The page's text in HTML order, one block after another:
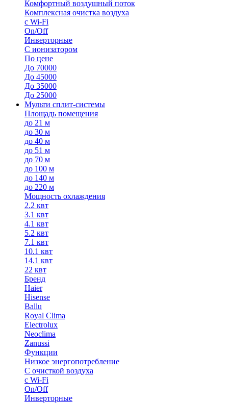
Комфортный воздушный поток
Комплексная очистка воздуха
с Wi-Fi
On/Off
Инверторные
С ионизатором
По цене
До 70000
До 45000
До 35000
До 25000
Мульти сплит-системы
Площадь помещения
до 21 м
до 30 м
до 40 м
до 51 м
до 70 м
до 100 м
до 140 м
до 220 м
Мощность охлаждения
2.2 квт
3.1 квт
4.1 квт
5.2 квт
7.1 квт
10.1 квт
14.1 квт
22 квт
Бренд
Haier
Hisense
Ballu
Royal Clima
Electrolux
Neoclima
Zanussi
Функции
Низкое энергопотребление
С очисткой воздуха
с Wi-Fi
On/Off
Инверторные